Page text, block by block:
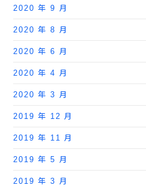
2020 年 9 月
2020 年 8 月
2020 年 6 月
2020 年 4 月
2020 年 3 月
2019 年 12 月
2019 年 11 月
2019 年 5 月
2019 年 3 月